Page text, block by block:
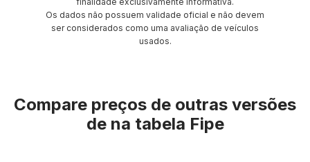
Os dados não possuem validade oficial e não devem
ser considerados como uma avaliação de veículos
usados.
Compare preços de outras versões
de na tabela Fipe